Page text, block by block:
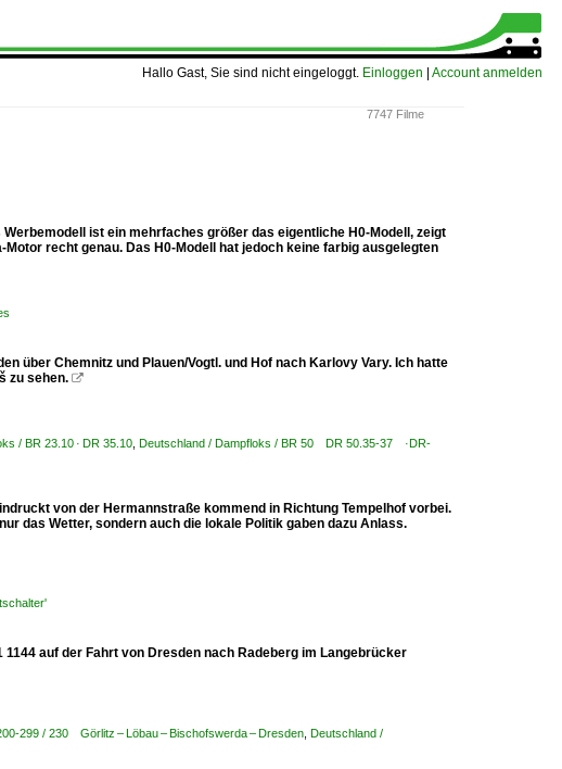
Hallo Gast, Sie sind nicht eingeloggt. Einloggen Account anmelden
7747 Filme
ist ein mehrfaches größer das eigentliche H0-Modell, zeigt
recht genau. Das H0-Modell hat jedoch keine farbig ausgelegten
über Chemnitz und Plauen/Vogtl. und Hof nach Karlovy Vary. Ich hatte
zu sehen. 
/ BR 23.10 · DR 35.10 Deutschland / Dampfloks / BR 50 DR 50.35-37 ·DR-
von der Hermannstraße kommend in Richtung Tempelhof vorbei.
das Wetter, sondern auch die lokale Politik gaben dazu Anlass.
auf der Fahrt von Dresden nach Radeberg im Langebrücker
299 / 230 Görlitz – Löbau – Bischofswerda – Dresden Deutschland /